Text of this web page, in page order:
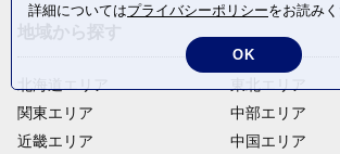
関東エリア
近畿エリア
中部エリア
中国エリア
詳細についてはプライバシーポリシーをお読みく
OK